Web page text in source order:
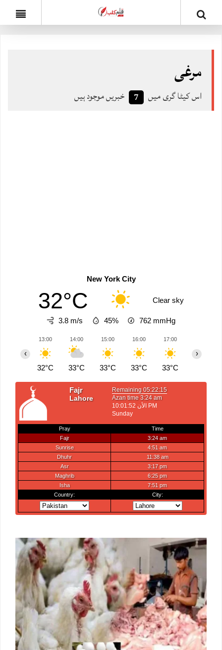
مرغی
اس کیٹا گری میں 7 خبریں موجود ہیں
New York City
32°C Clear sky
3.8 m/s 45% 762 mmHg
13:00
32°C
14:00
33°C
15:00
33°C
16:00
33°C
17:00
33°C
‹ ›